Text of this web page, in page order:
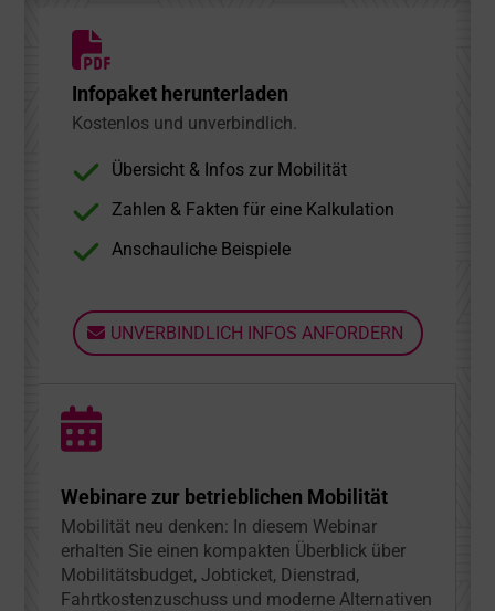
Infopaket herunterladen
Kostenlos und unverbindlich.
Übersicht & Infos zur Mobilität
Zahlen & Fakten für eine Kalkulation
Anschauliche Beispiele
UNVERBINDLICH INFOS ANFORDERN
Webinare zur betrieblichen Mobilität
Mobilität neu denken: In diesem Webinar
erhalten Sie einen kompakten Überblick über
Mobilitätsbudget, Jobticket, Dienstrad,
Fahrtkostenzuschuss und moderne Alternativen